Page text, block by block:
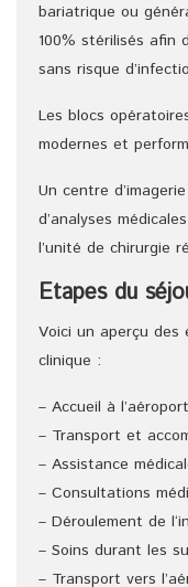
bariatrique ou
100% stérilisés afin
sans risque
Les blocs
modernes et
Un centre
d’analyses
l’unité de chirurgie
Etapes du
Voici un aperçu des
clinique :
– Accueil à l’aéroport
– Transport et
– Assistance
– Consultations
– Déroulement de
– Soins durant les
– Transport vers